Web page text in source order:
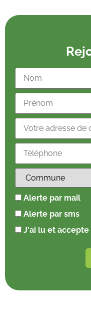
Alerte par mail
Alerte par sms
J'ai lu et